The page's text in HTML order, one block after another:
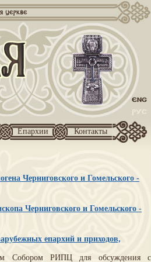
Епархии Контакты
Черниговского и Гомельского -
Черниговского и Гомельского -
епархий и приходов,
Собором РИПЦ для обсуждения с